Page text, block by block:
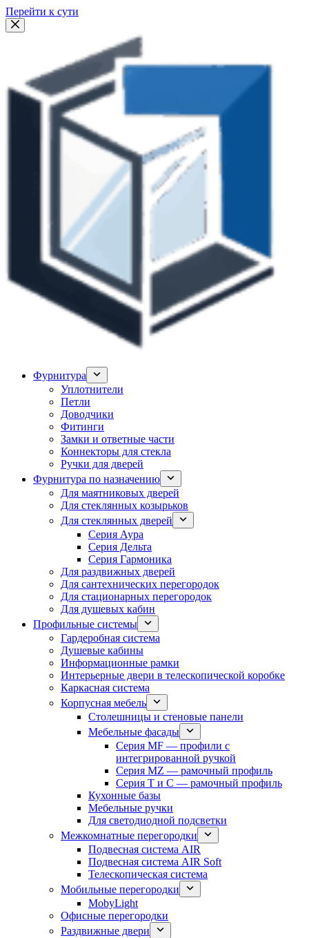
Перейти к сути
Фурнитура
Уплотнители
Петли
Доводчики
Фитинги
Замки и ответные части
Коннекторы для стекла
Ручки для дверей
Фурнитура по назначению
Для маятниковых дверей
Для стеклянных козырьков
Для стеклянных дверей
Серия Аура
Серия Дельта
Серия Гармоника
Для раздвижных дверей
Для сантехнических перегородок
Для стационарных перегородок
Для душевых кабин
Профильные системы
Гардеробная система
Душевые кабины
Информационные рамки
Интерьерные двери в телескопической коробке
Каркасная система
Корпусная мебель
Столешницы и стеновые панели
Мебельные фасады
Серия MF — профили с
интегрированной ручкой
Серия MZ — рамочный профиль
Серия T и C — рамочный профиль
Кухонные базы
Мебельные ручки
Для светодиодной подсветки
Межкомнатные перегородки
Подвесная система AIR
Подвесная система AIR Soft
Телескопическая система
Мобильные перегородки
MobyLight
Офисные перегородки
Раздвижные двери